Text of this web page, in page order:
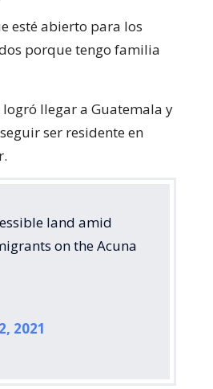
esté abierto para los
porque tengo familia
llegar a Guatemala y
ser residente en
land amid
on the Acuna
2021